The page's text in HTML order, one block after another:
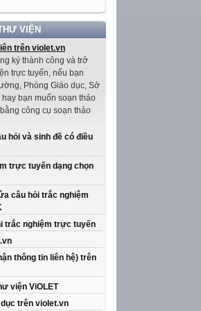
VIỆN
trên violet.vn
ký thành công và trở
trực tuyến, nếu bạn
Phòng Giáo dục, Sở
bạn muốn soạn thảo
công cụ soạn thảo
hỏi và sinh đề có điều
trực tuyến dạng chọn
câu hỏi trắc nghiệm
trắc nghiệm trực tuyến
thông tin liên hệ) trên
viện ViOLET
trên violet.vn